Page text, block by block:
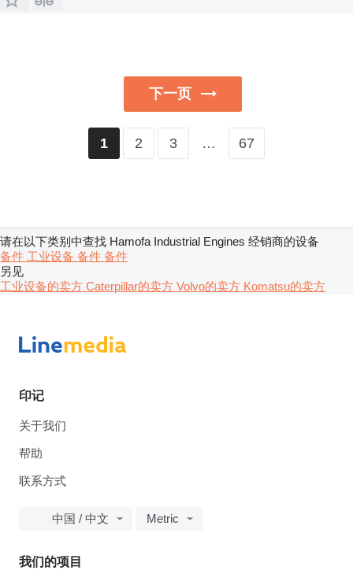
下一页
1 2 3 … 67
请在以下类别中查找 Hamofa Industrial Engines 经销商的设备
备件 工业设备 备件 备件
另见
工业设备的卖方 Caterpillar的卖方 Volvo的卖方 Komatsu的卖方
印记
关于我们
帮助
联系方式
中国 / 中文 Metric
我们的项目